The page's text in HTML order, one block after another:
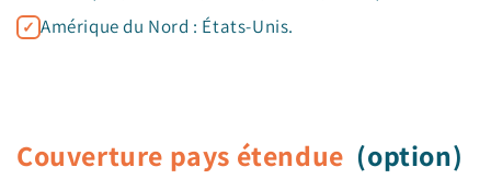
Amérique du Nord : États-Unis.
Couverture pays étendue (option)